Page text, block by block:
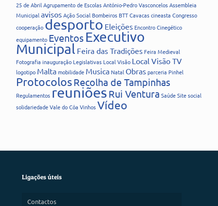
25 de Abril Agrupamento de EscolasAntónio-Pedro VasconcelosAssembleia
Municipal avisosAção Social Bombeiros BTTCavacascineasta Congresso
cooperação desporto Eleições Encontro Cinegético
equipamento Eventos Executivo
Municipal Feira das Tradições Feira Medieval
Fotografia inauguração Legislativas Local Visão Local Visão TV
logotipo Maltamobilidade Musica Natal Obrasparceria Pinhel
ProtocolosRecolha de Tampinhas
Regulamentos reuniões Rui Ventura SaúdeSitesocial
solidariedadeVale do Côa VinhosVídeo
Ligações úteis
Contactos